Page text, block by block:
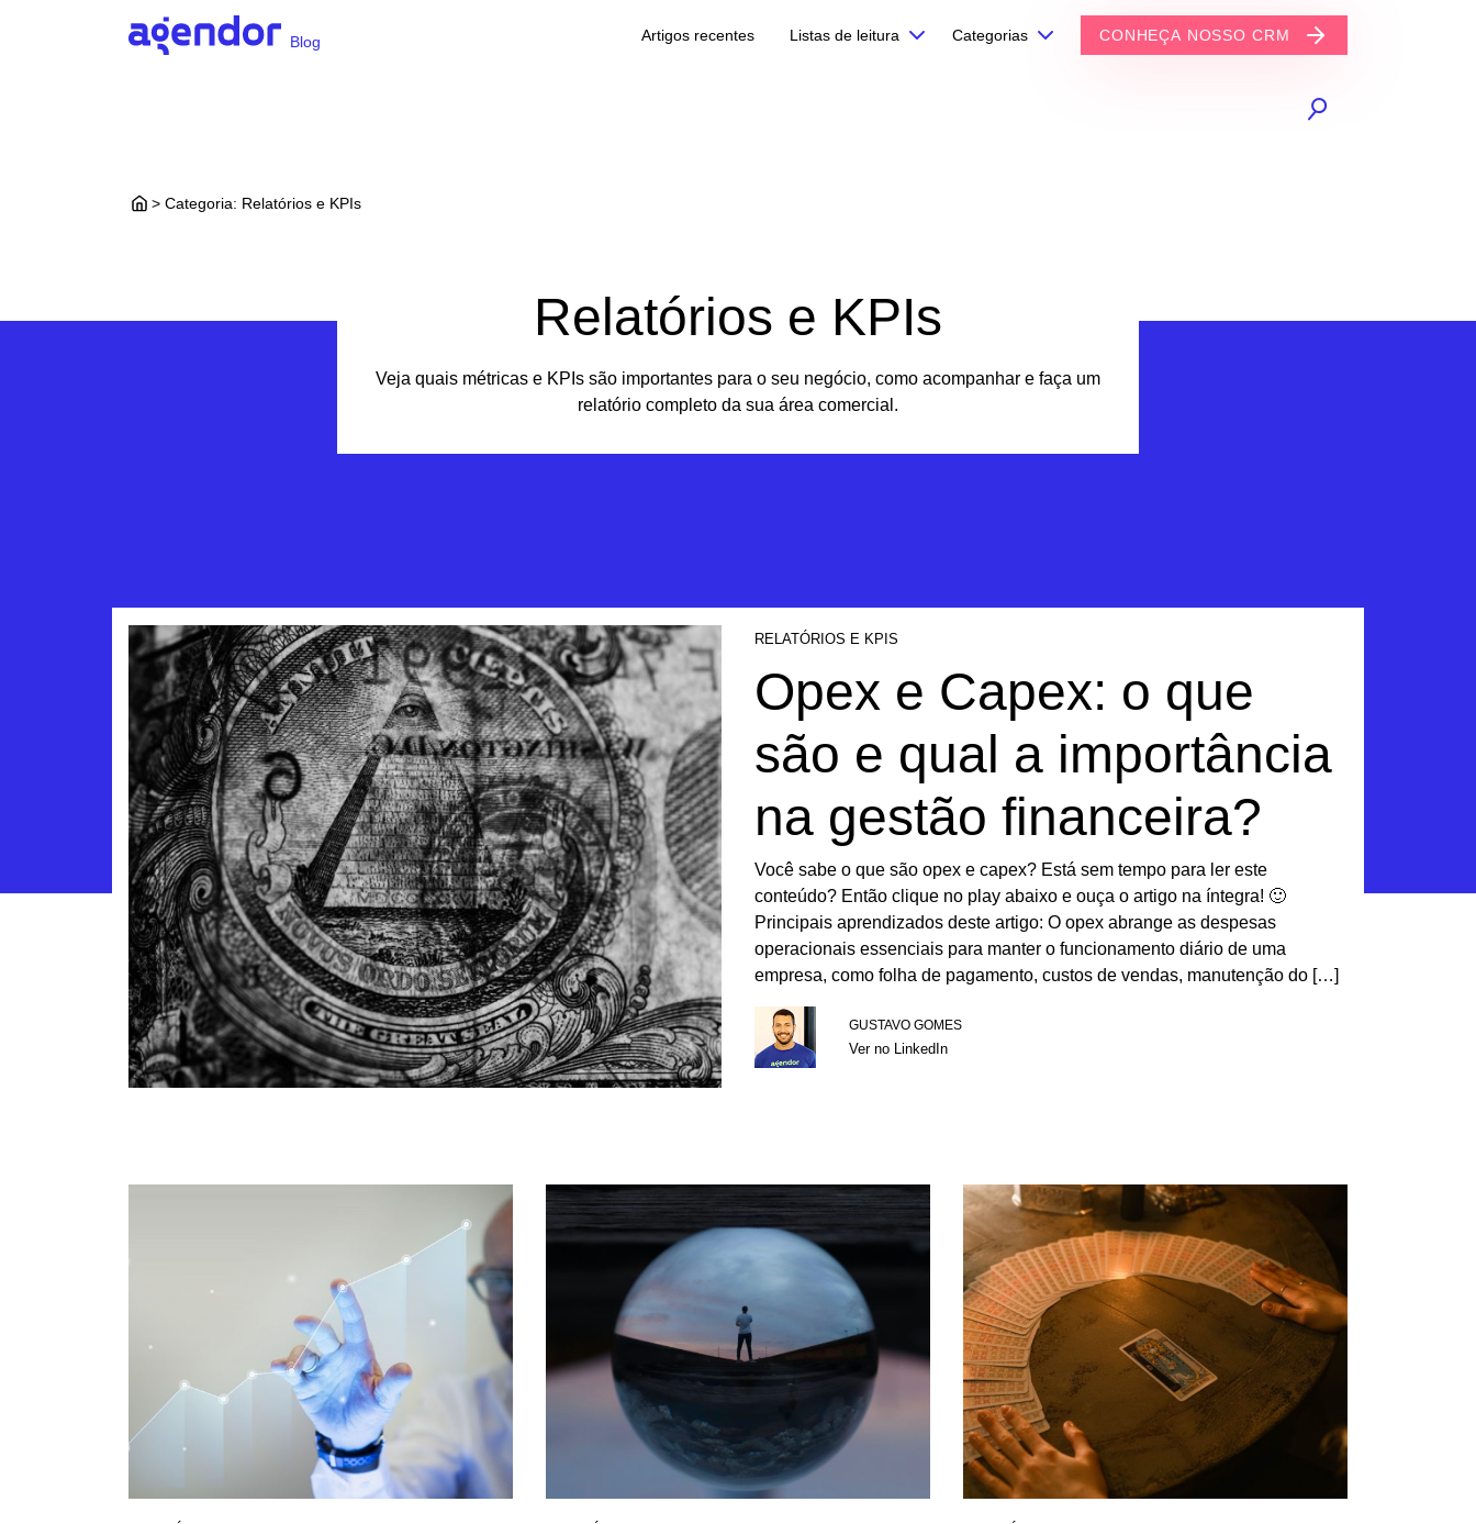
Blog Artigos recentes Listas de leitura Categorias CONHEÇA NOSSO CRM
> Categoria: Relatórios e KPIs
Relatórios e KPIs
Veja quais métricas e KPIs são importantes para o seu negócio, como acompanhar e faça um
relatório completo da sua área comercial.
RELATÓRIOS E KPIS
Opex e Capex: o que
são e qual a importância
na gestão financeira?
Você sabe o que são opex e capex? Está sem tempo para ler este
conteúdo? Então clique no play abaixo e ouça o artigo na íntegra! 🙂
Principais aprendizados deste artigo: O opex abrange as despesas
operacionais essenciais para manter o funcionamento diário de uma
empresa, como folha de pagamento, custos de vendas, manutenção do […]
GUSTAVO GOMES
Ver no LinkedIn